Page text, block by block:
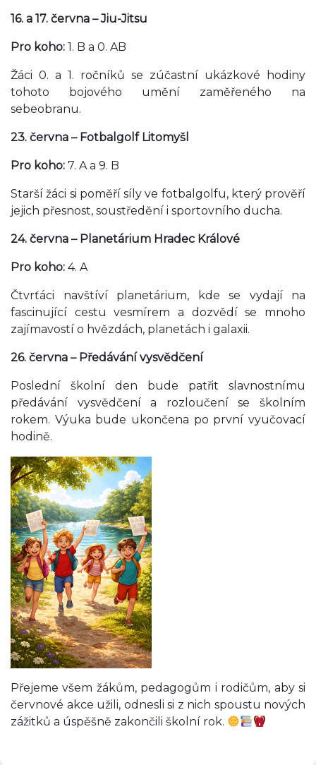
16. a 17. června – Jiu-Jitsu
Pro koho: 1. B a 0. AB
Žáci 0. a 1. ročníků se zúčastní ukázkové hodiny
tohoto bojového umění zaměřeného na
sebeobranu.
23. června – Fotbalgolf Litomyšl
Pro koho: 7. A a 9. B
Starší žáci si poměří síly ve fotbalgolfu, který prověří
jejich přesnost, soustředění i sportovního ducha.
24. června – Planetárium Hradec Králové
Pro koho: 4. A
Čtvrťáci navštíví planetárium, kde se vydají na
fascinující cestu vesmírem a dozvědí se mnoho
zajímavostí o hvězdách, planetách i galaxii.
26. června – Předávání vysvědčení
Poslední školní den bude patřit slavnostnímu
předávání vysvědčení a rozloučení se školním
rokem. Výuka bude ukončena po první vyučovací
hodině.
Přejeme všem žákům, pedagogům i rodičům, aby si
červnové akce užili, odnesli si z nich spoustu nových
zážitků a úspěšně zakončili školní rok.